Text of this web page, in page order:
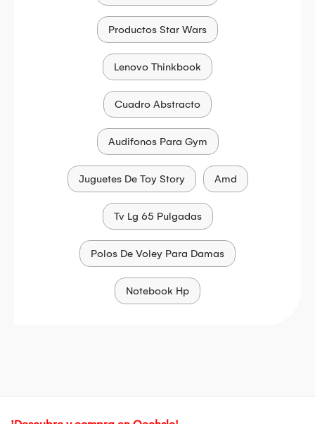
Productos Star Wars
Lenovo Thinkbook
Cuadro Abstracto
Audifonos Para Gym
Juguetes De Toy Story Amd
Tv Lg 65 Pulgadas
Polos De Voley Para Damas
Notebook Hp